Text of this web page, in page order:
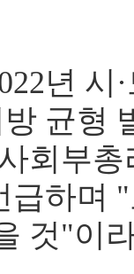
년
균형
회부
급하며
것"이